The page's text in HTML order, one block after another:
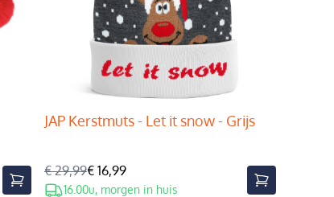
JAP Kerstmuts - Let it snow - Grijs
€ 29,99€ 16,99
16.00u, morgen in huis